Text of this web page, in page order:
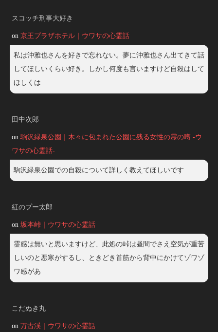
スコッチ刑事大好き
on 京王プラザホテル｜ウワサの心霊話
私は沖雅也さんを好きで忘れない。夢に沖雅也さん出てきて話
してほしいくらい好き。しかし何度も言いますけど自殺はして
ほしくは
田中次郎
on 駒沢緑泉公園｜木々に包まれた公園に残る女性の霊の噂 -ウ
ワサの心霊話-
駒沢緑泉公園での自殺について詳しく教えてほしいです
紅のプー太郎
on 坂本峠｜ウワサの心霊話
霊感は無いと思いますけど、此処の峠は昼間でさえ空気が重苦
しいのと悪寒がするし、ときどき首筋から背中にかけてゾワゾ
ワ感があ
こだぬき丸
on 万古渓｜ウワサの心霊話